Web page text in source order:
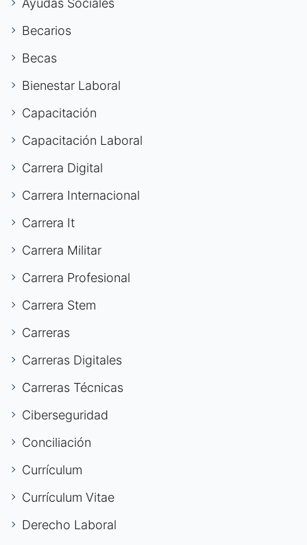
Ayudas Sociales
Becarios
Becas
Bienestar Laboral
Capacitación
Capacitación Laboral
Carrera Digital
Carrera Internacional
Carrera It
Carrera Militar
Carrera Profesional
Carrera Stem
Carreras
Carreras Digitales
Carreras Técnicas
Ciberseguridad
Conciliación
Currículum
Currículum Vitae
Derecho Laboral